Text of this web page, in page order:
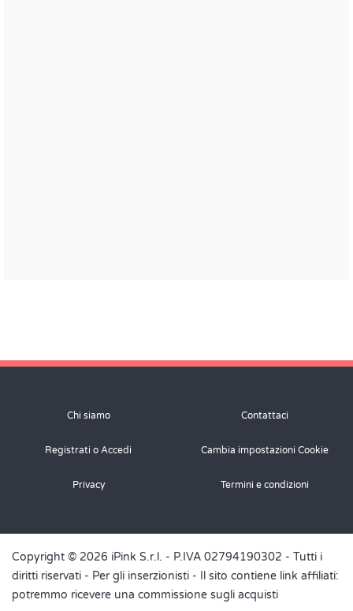
Chi siamo Contattaci
Registrati o Accedi Cambia impostazioni Cookie
Privacy Termini e condizioni
Copyright © 2026 iPink S.r.l. - P.IVA 02794190302 - Tutti i
diritti riservati - Per gli inserzionisti - Il sito contiene link affiliati:
potremmo ricevere una commissione sugli acquisti